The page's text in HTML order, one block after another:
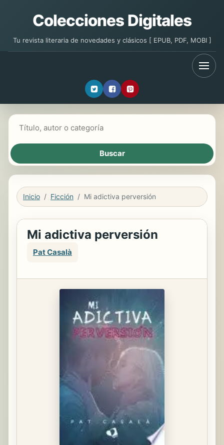
Colecciones Digitales
Tu revista literaria de novedades y clásicos [ EPUB, PDF, MOBI ]
Inicio Ficción Mi adictiva perversión
Mi adictiva perversión
Pat Casalà